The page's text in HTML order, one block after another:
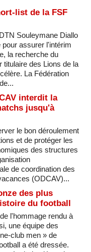
list de la FSF
Souleymane Diallo
pour assurer l'intérim
la recherche du
titulaire des Lions de la
La Fédération
interdit la
jusqu'à
le bon déroulement
et de protéger les
des structures
de coordination des
(ODCAV)...
des plus
du football
l'hommage rendu à
une équipe des
club men » de
a été dressée.